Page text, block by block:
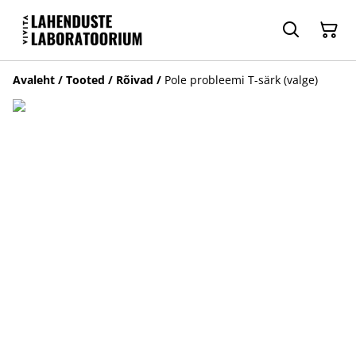
Avaleht / Tooted / Rõivad / Pole probleemi T-särk (valge)